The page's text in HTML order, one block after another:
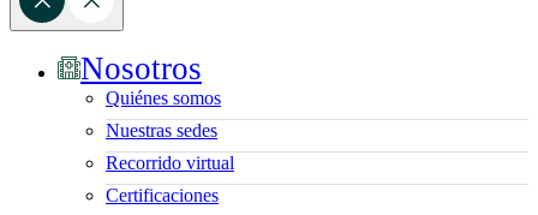
Nosotros
Quiénes somos
Nuestras sedes
Recorrido virtual
Certificaciones